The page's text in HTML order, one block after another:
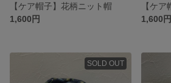
【ケア帽子】花柄ニット帽
1,600円
1,600円
SOLD OUT